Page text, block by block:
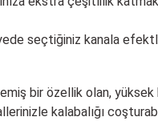
seçtiğiniz kanala
bir özellik olan,
kalabalığı